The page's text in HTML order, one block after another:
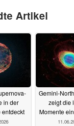
Artikel
in der
entdeckt
Gemini-
zeigt die
Momente